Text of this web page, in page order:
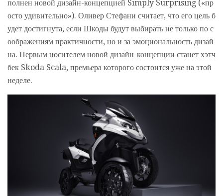
полнен новой дизайн-концепцией Simply Surprising («пр
осто удивительно»). Оливер Стефани считает, что его цель б
удет достигнута, если Шкоды будут выбирать не только по с
оображениям практичности, но и за эмоциональность дизай
на. Первым носителем новой дизайн-концепции станет хэтч
бек Skoda Scala, премьера которого состоится уже на этой
неделе.